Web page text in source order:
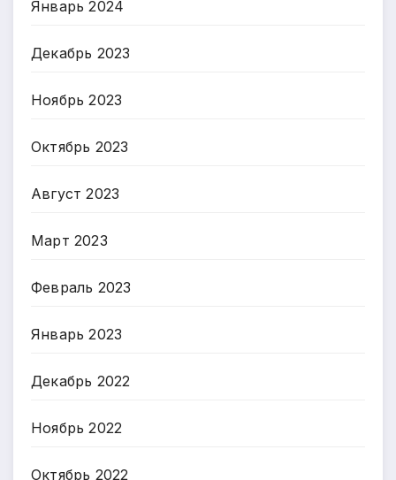
Январь 2024
Декабрь 2023
Ноябрь 2023
Октябрь 2023
Август 2023
Март 2023
Февраль 2023
Январь 2023
Декабрь 2022
Ноябрь 2022
Октябрь 2022